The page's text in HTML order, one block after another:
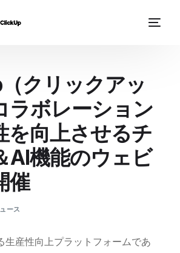
クリックアッ
ラボレーション
を向上させるチ
AI機能のウェビ
催
ース
生産性向上プラットフォームであ